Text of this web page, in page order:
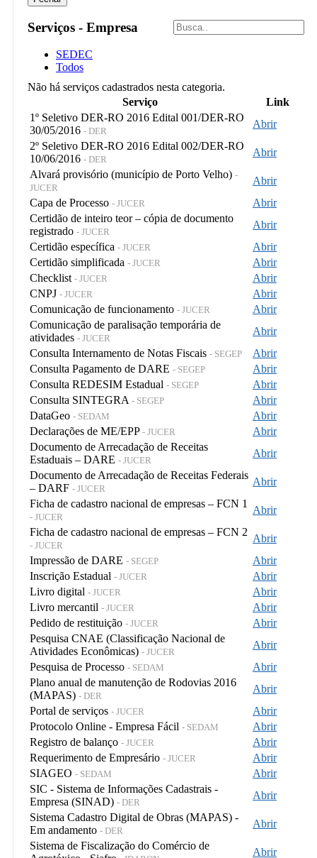
Serviços - Empresa
SEDEC
Todos
Não há serviços cadastrados nesta categoria.
Serviço
Link
1º Seletivo DER-RO 2016 Edital 001/DER-RO
30/05/2016 - DER
Abrir
2º Seletivo DER-RO 2016 Edital 002/DER-RO
10/06/2016 - DER
Abrir
Alvará provisório (município de Porto Velho) -
JUCER
Abrir
Capa de Processo - JUCER
Abrir
Certidão de inteiro teor – cópia de documento
registrado - JUCER
Abrir
Certidão específica - JUCER
Abrir
Certidão simplificada - JUCER
Abrir
Checklist - JUCER
Abrir
CNPJ - JUCER
Abrir
Comunicação de funcionamento - JUCER
Abrir
Comunicação de paralisação temporária de
atividades - JUCER
Abrir
Consulta Internamento de Notas Fiscais - SEGEP
Abrir
Consulta Pagamento de DARE - SEGEP
Abrir
Consulta REDESIM Estadual - SEGEP
Abrir
Consulta SINTEGRA - SEGEP
Abrir
DataGeo - SEDAM
Abrir
Declarações de ME/EPP - JUCER
Abrir
Documento de Arrecadação de Receitas
Estaduais – DARE - JUCER
Abrir
Documento de Arrecadação de Receitas Federais
– DARF - JUCER
Abrir
Ficha de cadastro nacional de empresas – FCN 1
- JUCER
Abrir
Ficha de cadastro nacional de empresas – FCN 2
- JUCER
Abrir
Impressão de DARE - SEGEP
Abrir
Inscrição Estadual - JUCER
Abrir
Livro digital - JUCER
Abrir
Livro mercantil - JUCER
Abrir
Pedido de restituição - JUCER
Abrir
Pesquisa CNAE (Classificação Nacional de
Atividades Econômicas) - JUCER
Abrir
Pesquisa de Processo - SEDAM
Abrir
Plano anual de manutenção de Rodovias 2016
(MAPAS) - DER
Abrir
Portal de serviços - JUCER
Abrir
Protocolo Online - Empresa Fácil - SEDAM
Abrir
Registro de balanço - JUCER
Abrir
Requerimento de Empresário - JUCER
Abrir
SIAGEO - SEDAM
Abrir
SIC - Sistema de Informações Cadastrais -
Empresa (SINAD) - DER
Abrir
Sistema Cadastro Digital de Obras (MAPAS) -
Em andamento - DER
Abrir
Sistema de Fiscalização do Comércio de
Abrir